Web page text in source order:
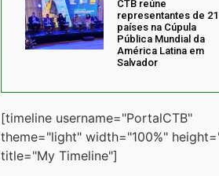
CTB reúne
representantes de 21
países na Cúpula
Pública Mundial da
América Latina em
Salvador
[timeline username="PortalCTB"
theme="light" width="100%"
title="My Timeline"]